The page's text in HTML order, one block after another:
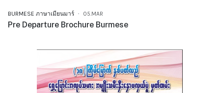
BURMESE ภาษาเมียนมาร์ 05.MAR
Pre Departure Brochure Burmese